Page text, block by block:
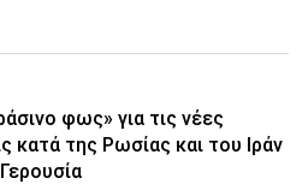
φως» για τις νέες
κατά της Ρωσίας και του Ιράν